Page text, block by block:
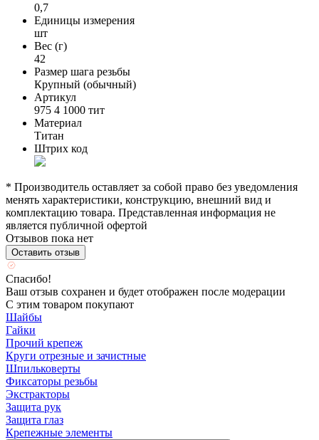
0,7
Единицы измерения
шт
Вес (г)
42
Размер шага резьбы
Крупный (обычный)
Артикул
975 4 1000 тит
Материал
Титан
Штрих код
* Производитель оставляет за собой право без уведомления
менять характеристики, конструкцию, внешний вид и
комплектацию товара. Представленная информация не
является публичной офертой
Отзывов пока нет
Оставить отзыв
Спасибо!
Ваш отзыв сохранен и будет отображен после модерации
С этим товаром покупают
Шайбы
Гайки
Прочий крепеж
Круги отрезные и зачистные
Шпильковерты
Фиксаторы резьбы
Экстракторы
Защита рук
Защита глаз
Крепежные элементы